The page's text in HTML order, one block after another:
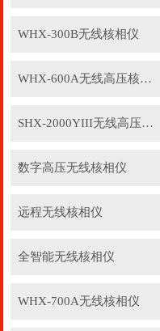
WHX-300B无线核相仪
WHX-600A无线高压核相仪
SHX-2000YIII无线高压核相仪
数字高压无线核相仪
远程无线核相仪
全智能无线核相仪
WHX-700A无线核相仪